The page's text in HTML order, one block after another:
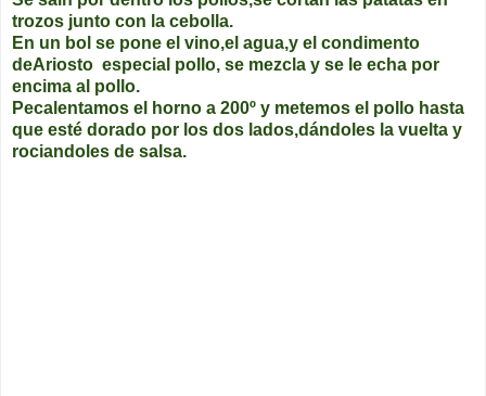
trozos junto con la cebolla.
En un bol se pone el vino,el agua,y el condimento
deAriosto especial pollo, se mezcla y se le echa por
encima al pollo.
Pecalentamos el horno a 200º y metemos el pollo hasta
que esté dorado por los dos lados,dándoles la vuelta y
rociandoles de salsa.